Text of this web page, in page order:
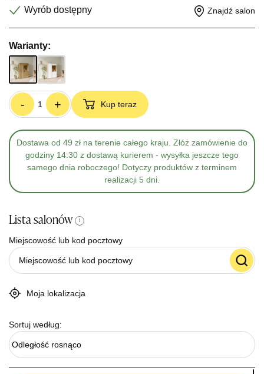
Wyrób dostępny
Znajdź salon
Warianty:
- + Kup teraz
Dostawa od 49 zł na terenie całego kraju. Złóż zamówienie do
godziny 14:30 z dostawą kurierem - wysyłka jeszcze tego
samego dnia roboczego! Dotyczy produktów z terminem
realizacji 5 dni.
Lista salonów i
Miejscowość lub kod pocztowy
Moja lokalizacja
Sortuj według:
Odległość rosnąco